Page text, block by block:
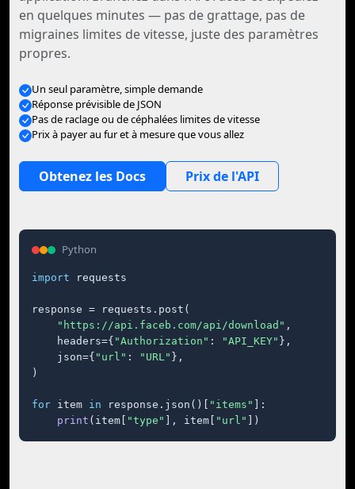
en quelques minutes — pas de grattage, pas de
migraines limites de vitesse, juste des paramètres
propres.
Un seul paramètre, simple demande
Réponse prévisible de JSON
Pas de raclage ou de céphalées limites de vitesse
Prix à payer au fur et à mesure que vous allez
Obtenez les Docs Prix de l'API
Python
import requests
response = requests.post(
"https://api.faceb.com/api/download" ,
    headers={
"Authorization" : "API_KEY" },
    json={
"url" : "URL" },
)
for item in response.json()[ "items"
]:
print (item[ "type" ], item[ "url" ])